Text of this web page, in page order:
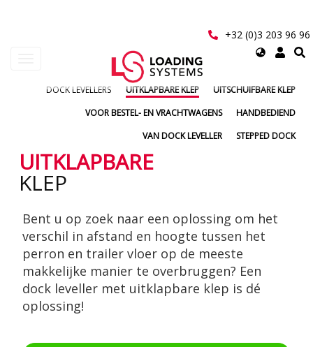
+32 (0)3 203 96 96
Select
menu
DOCK LEVELLERS UITKLAPBARE KLEP
UITSCHUIFBARE KLEP
VOOR BESTEL- EN VRACHTWAGENS
HANDBEDIEND
VAN DOCK LEVELLER
STEPPED DOCK
UITKLAPBARE
KLEP
Bent u op zoek naar een oplossing om het
verschil in afstand en hoogte tussen het
perron en trailer vloer op de meeste
makkelijke manier te overbruggen? Een
dock leveller met uitklapbare klep is dé
oplossing!